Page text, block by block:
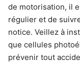
de motorisation, il
régulier et de
notice. Veillez à
que cellules
prévenir tout